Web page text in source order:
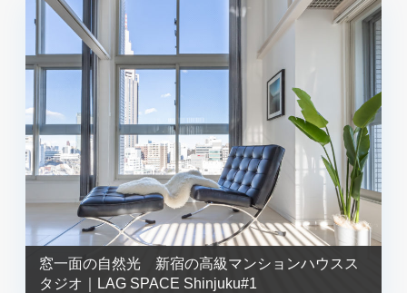
窓一面の自然光 新宿の高級マンションハウスス
タジオ｜LAG SPACE Shinjuku#1